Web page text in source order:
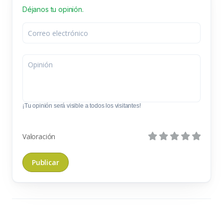
Déjanos tu opinión.
¡Tu opinión será visible a todos los visitantes!
Valoración